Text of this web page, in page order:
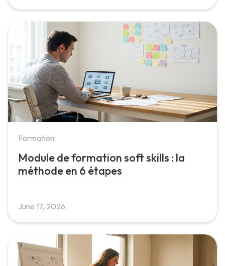
Formation
Module de formation soft skills : la
méthode en 6 étapes
June 17, 2026